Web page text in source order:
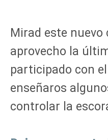
Mirad este nuevo
aprovecho la
participado con
enseñaros
controlar la